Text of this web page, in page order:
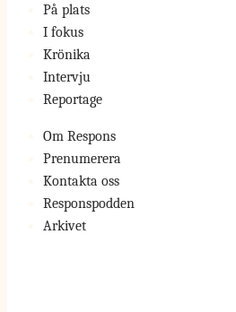
På plats
I fokus
Krönika
Intervju
Reportage
Om Respons
Prenumerera
Kontakta oss
Responspodden
Arkivet